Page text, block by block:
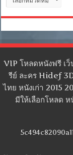
หมู่
VIP โหลดหนังฟรี เ
รีย์ ละคร Hidef
ไทย หนังเก่า 2015
มีให้เลือกโหลด